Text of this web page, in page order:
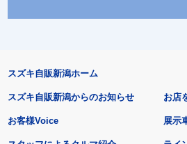
スズキ自販新潟ホーム
スズキ自販新潟からのお知らせ
お客様Voice
お店
展示